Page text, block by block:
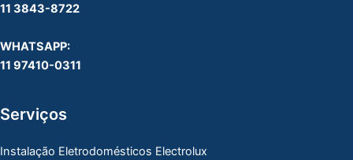
11 3843-8722
WHATSAPP:
11 97410-0311
Serviços
Instalação Eletrodomésticos Electrolux